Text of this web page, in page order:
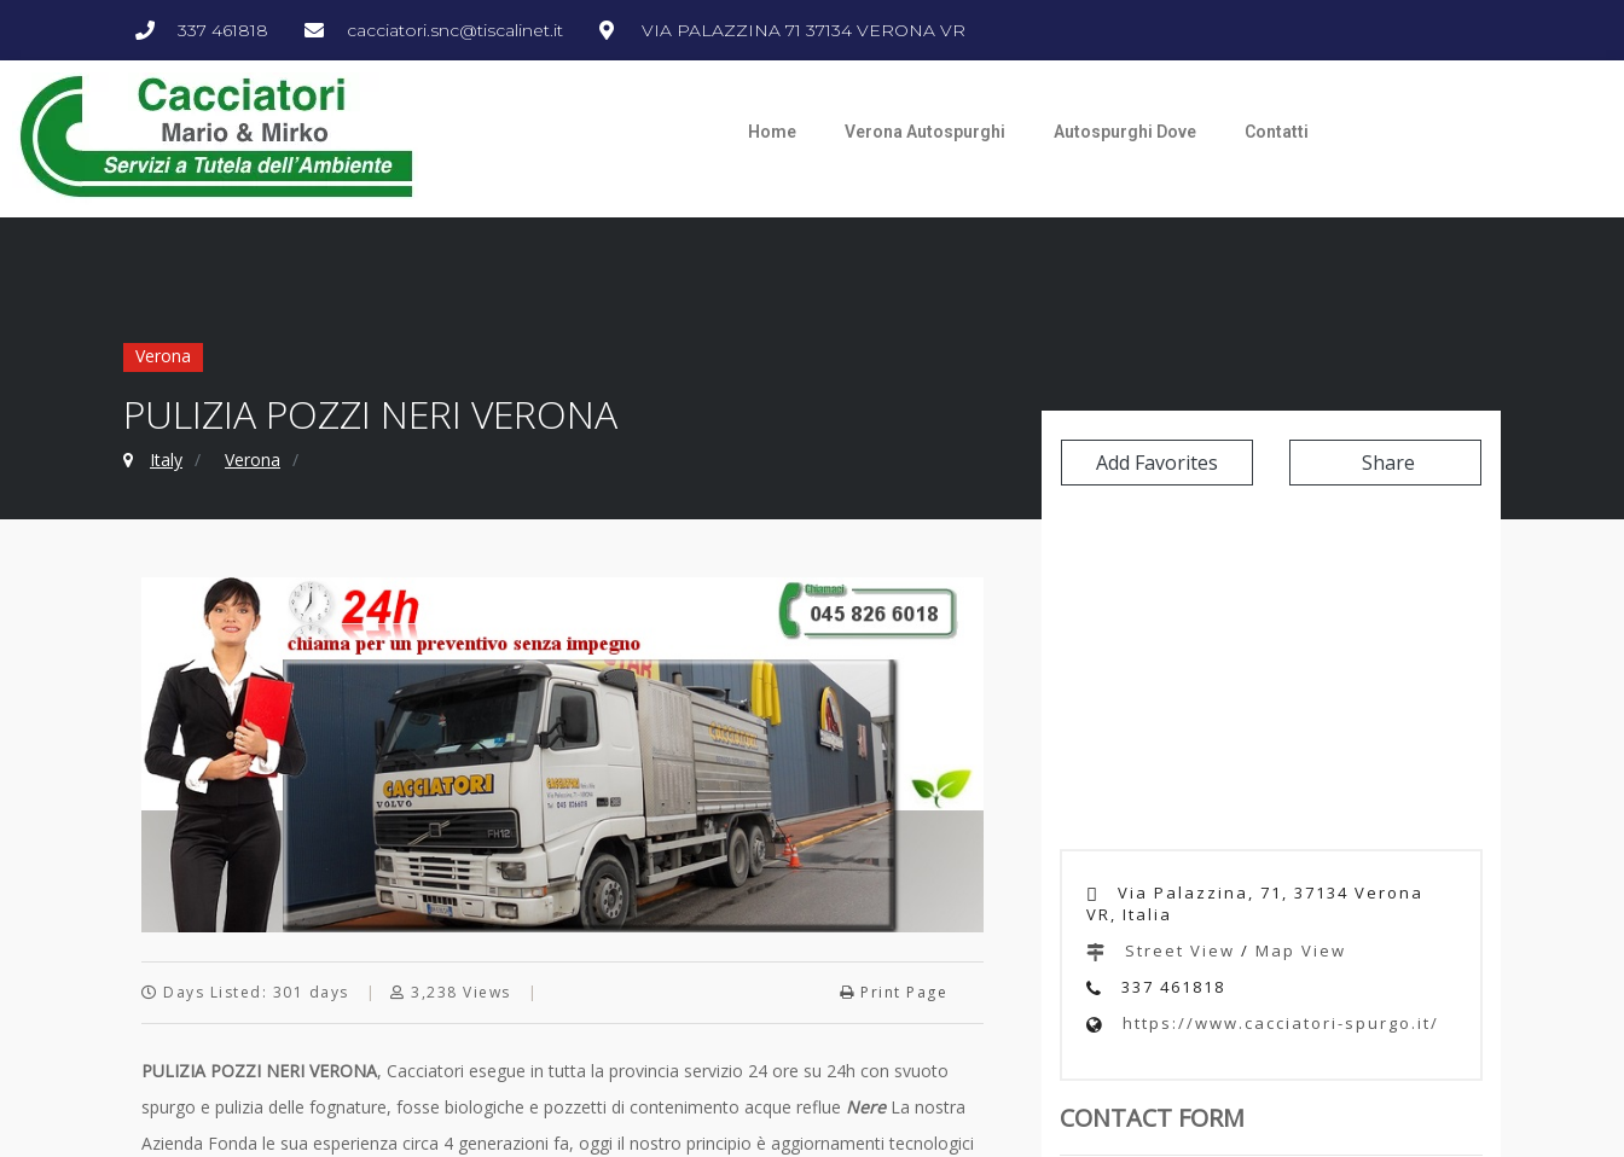
337 461818 cacciatori.snc@tiscalinet.it VIA PALAZZINA 71 37134 VERONA VR
Home Verona Autospurghi Autospurghi Dove Contatti
Verona
PULIZIA POZZI NERI VERONA
Italy Verona Add Favorites Share
Days Listed: 301 days 3,238 Views Print Page
PULIZIA POZZI NERI VERONA, Cacciatori esegue in tutta la provincia servizio 24 ore su 24h con svuoto
spurgo e pulizia delle fognature, fosse biologiche e pozzetti di contenimento acque reflue NereLa nostra
Azienda Fonda le sua esperienza circa 4 generazioni fa, oggi il nostro principio è aggiornamenti tecnologici
Via Palazzina, 71, 37134 Verona
VR, Italia
Street View / Map View
337 461818
https://www.cacciatori-spurgo.it/
CONTACT FORM